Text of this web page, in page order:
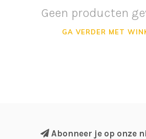
Geen producten
GA VERDER MET
Abonneer je op onze